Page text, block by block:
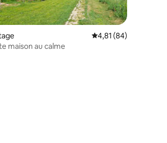
5
Évaluation moyenne
4,81 (84)
maison au calme